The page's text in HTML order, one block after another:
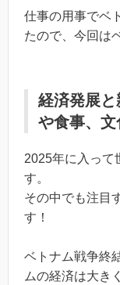
仕事の用事でベ
たので、今回は
経済発展
や食事、
2025年に入って
す。
その中でも注目
す！
ベトナム戦争終
ムの経済は大き